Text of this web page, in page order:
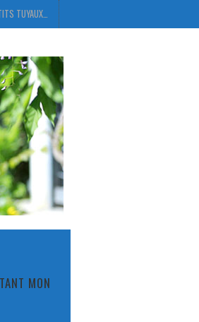
TUYAUX…
MON